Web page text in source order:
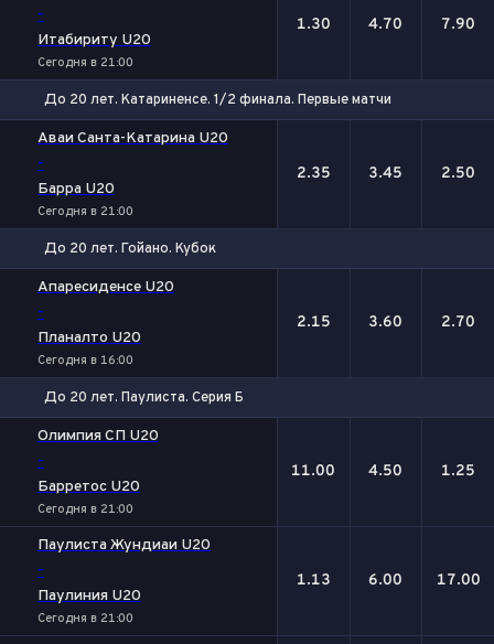
-
Итабириту U20
Сегодня в 21:00
1.30 4.70 7.90
До 20 лет. Катариненсе. 1/2 финала. Первые матчи
Аваи Санта-Катарина U20
-
Барра U20
Сегодня в 21:00
2.35 3.45 2.50
До 20 лет. Гойано. Кубок
Апаресиденсе U20
-
Планалто U20
Сегодня в 16:00
2.15 3.60 2.70
До 20 лет. Паулиста. Серия Б
Олимпия СП U20
-
Барретос U20
Сегодня в 21:00
11.00 4.50 1.25
Паулиста Жундиаи U20
-
Паулиния U20
Сегодня в 21:00
1.13 6.00 17.00